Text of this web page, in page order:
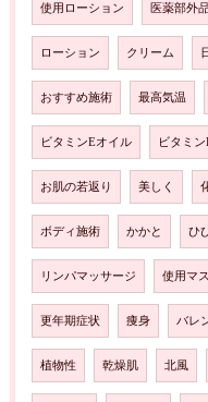
使用ローション 医薬部外
ローション クリーム
おすすめ施術 最高気温
ビタミンEオイル ビタミン
お肌の若返り 美しく
ボディ施術 かかと ひ
リンパマッサージ 使用マ
更年期症状 痩身 バレ
植物性 乾燥肌 北風